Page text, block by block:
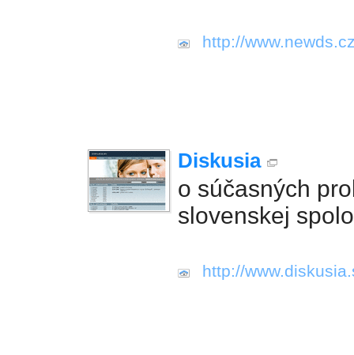
http://
Diskusia
o súčasných
slovenskej
http://